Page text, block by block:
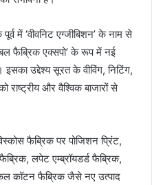
में ‘वीवनिट एग्जीबिशन’ के नाम से
फैब्रिक एक्सपो’ के रूप में नई
उद्देश्य सूरत के वीविंग, निटिंग,
और वैश्विक बाजारों से
फैब्रिक पर पोजिशन प्रिंट,
लपेट एम्ब्रॉयडर्ड फैब्रिक,
कॉटन फैब्रिक जैसे नए उत्पाद